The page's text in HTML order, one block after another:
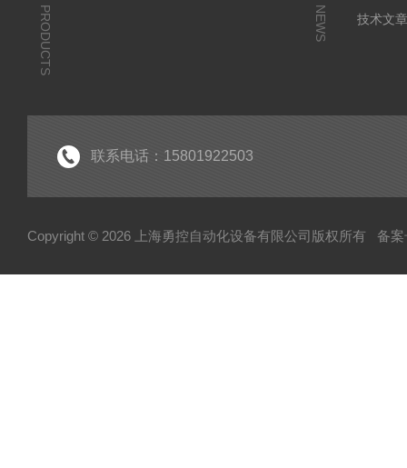
PRODUCTS NEWS
技术文
联系电话：15801922503
Copyright © 2026 上海勇控自动化设备有限公司版权所有 备案